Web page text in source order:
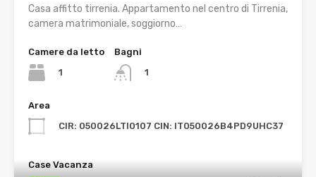
Casa affitto tirrenia. Appartamento nel centro di Tirrenia,
camera matrimoniale, soggiorno…
Camere da letto
1
Bagni
1
Area
CIR: 050026LTI0107 CIN: IT050026B4PD9UHC37
Case Vacanza